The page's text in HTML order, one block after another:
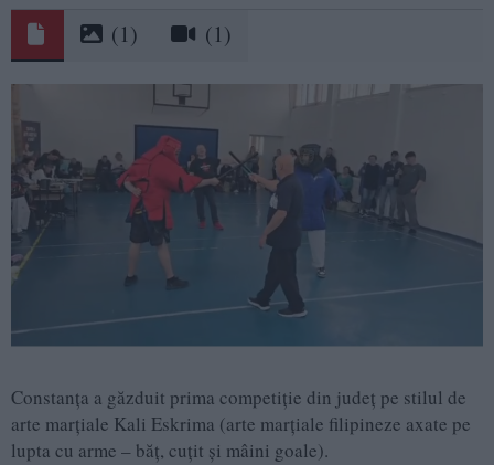
(1) (1)
Constanța a găzduit prima competiție din județ pe stilul de
arte marțiale Kali Eskrima (arte marțiale filipineze axate pe
lupta cu arme – băț, cuțit și mâini goale).